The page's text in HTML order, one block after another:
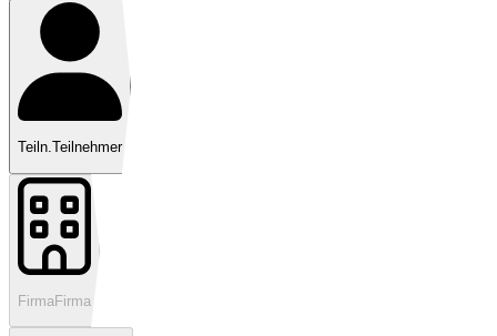
Teiln.Teilnehmer
Firma Firma